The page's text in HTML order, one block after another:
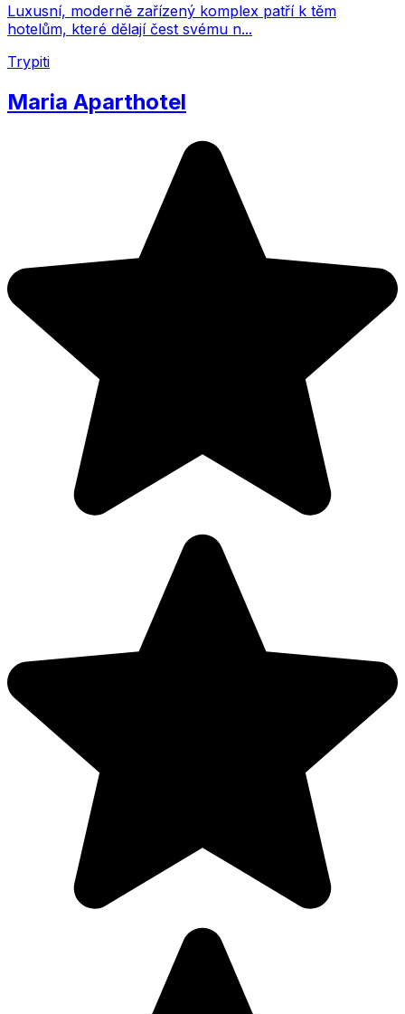
Luxusní, moderně zařízený komplex patří k těm
hotelům, které dělají čest svému n...
Trypiti
Maria Aparthotel